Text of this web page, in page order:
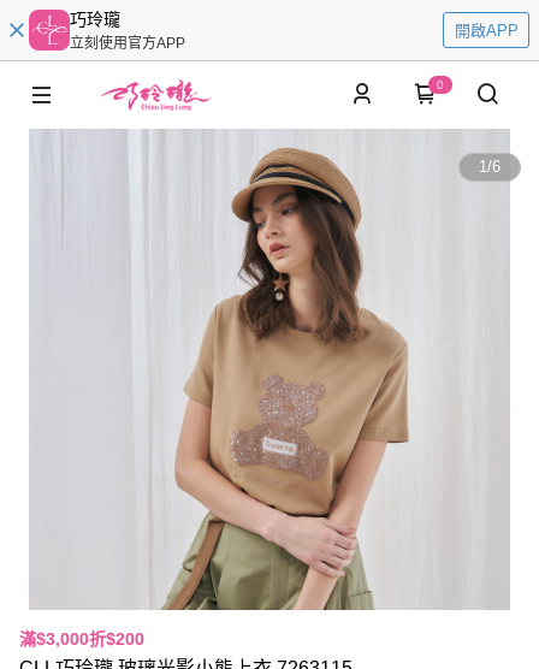
巧玲瓏
立刻使用官方APP
開啟APP
0
1/6
滿$3,000折$200